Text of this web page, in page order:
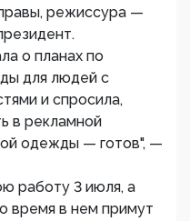
режиссура —
о планах по
для людей с
и спросила,
в рекламной
одежды — готов", —
работу 3 июля, а
время в нем примут